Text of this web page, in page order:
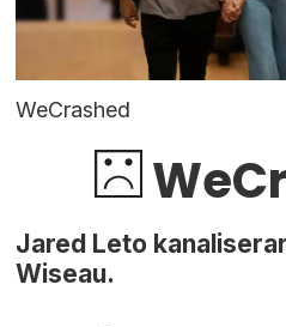
WeCrashed
Jared Leto
Wiseau.